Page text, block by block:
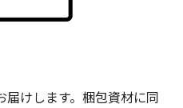
けします。梱包資材に同